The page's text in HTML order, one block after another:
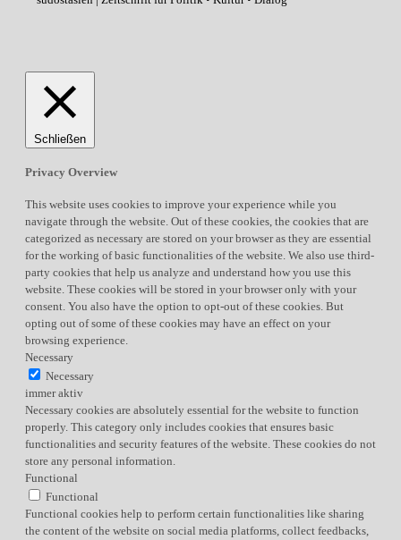
Schließen
Privacy Overview
This website uses cookies to improve your experience while you
navigate through the website. Out of these cookies, the cookies that are
categorized as necessary are stored on your browser as they are essential
for the working of basic functionalities of the website. We also use third-
party cookies that help us analyze and understand how you use this
website. These cookies will be stored in your browser only with your
consent. You also have the option to opt-out of these cookies. But
opting out of some of these cookies may have an effect on your
browsing experience.
Necessary
Necessary
immer aktiv
Necessary cookies are absolutely essential for the website to function
properly. This category only includes cookies that ensures basic
functionalities and security features of the website. These cookies do not
store any personal information.
Functional
Functional
Functional cookies help to perform certain functionalities like sharing
the content of the website on social media platforms, collect feedbacks,